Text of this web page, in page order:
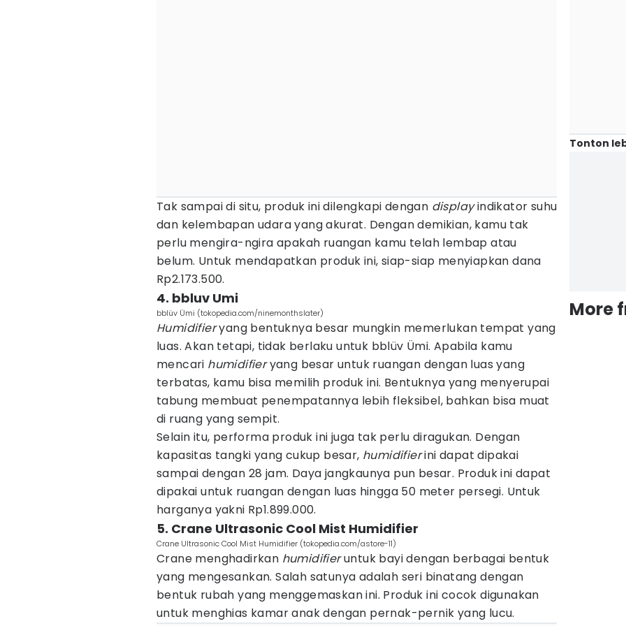
Tak sampai di situ, produk ini dilengkapi dengan displayindikator suhu
dan kelembapan udara yang akurat. Dengan demikian, kamu tak
perlu mengira-ngira apakah ruangan kamu telah lembap atau
belum. Untuk mendapatkan produk ini, siap-siap menyiapkan dana
Rp2.173.500.
4. bbluv Umi
bblüv Ümi (tokopedia.com/ninemonthslater)
Humidifieryang bentuknya besar mungkin memerlukan tempat yang
luas. Akan tetapi, tidak berlaku untuk bblüv Ümi. Apabila kamu
mencari humidifieryang besar untuk ruangan dengan luas yang
terbatas, kamu bisa memilih produk ini. Bentuknya yang menyerupai
tabung membuat penempatannya lebih fleksibel, bahkan bisa muat
di ruang yang sempit.
Selain itu, performa produk ini juga tak perlu diragukan. Dengan
kapasitas tangki yang cukup besar, humidifierini dapat dipakai
sampai dengan 28 jam. Daya jangkaunya pun besar. Produk ini dapat
dipakai untuk ruangan dengan luas hingga 50 meter persegi. Untuk
harganya yakni Rp1.899.000.
5. Crane Ultrasonic Cool Mist Humidifier
Crane Ultrasonic Cool Mist Humidifier (tokopedia.com/astore-11)
Crane menghadirkan humidifieruntuk bayi dengan berbagai bentuk
yang mengesankan. Salah satunya adalah seri binatang dengan
bentuk rubah yang menggemaskan ini. Produk ini cocok digunakan
untuk menghias kamar anak dengan pernak-pernik yang lucu.
Tonton
More